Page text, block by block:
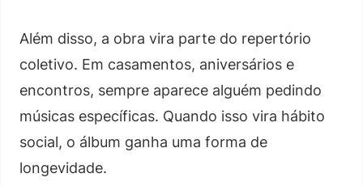
Além disso, a obra vira parte do repertório
coletivo. Em casamentos, aniversários e
encontros, sempre aparece alguém pedindo
músicas específicas. Quando isso vira hábito
social, o álbum ganha uma forma de
longevidade.